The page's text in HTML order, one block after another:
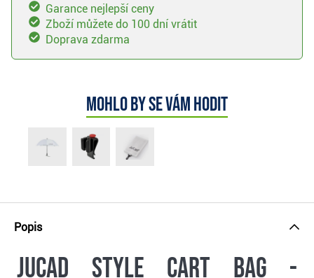
Garance nejlepší ceny
Zboží můžete do 100 dní vrátit
Doprava zdarma
Mohlo by se vám hodit
Popis
JuCad Style cart bag -